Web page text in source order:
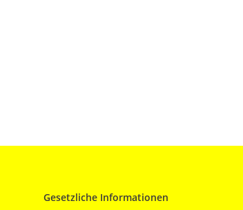
Gesetzliche Informationen